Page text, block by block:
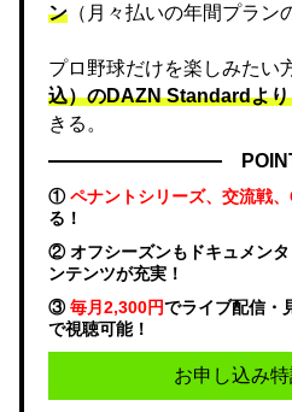
ン （月々払いの年間プラン
プロ野球だけを楽しみたい
込）のDAZN Standard​よ
きる。
①ペナントシリーズ、交流戦
る！
② オフシーズンもドキュメン
ンテンツが充実！
③毎月2,300円でライブ配信・
で視聴可能！
お申し込み